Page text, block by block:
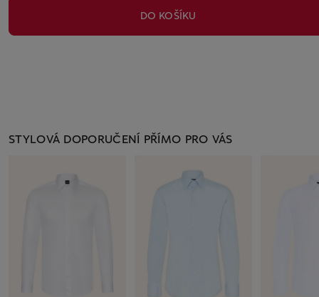
DO KOŠÍKU
STYLOVÁ DOPORUČENÍ PŘÍMO PRO VÁS